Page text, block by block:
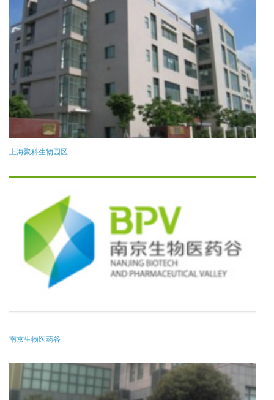
上海聚科生物园区
南京生物医药谷